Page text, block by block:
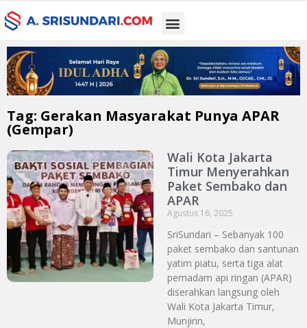
Tag: Gerakan Masyarakat Punya APAR
(Gempar)
Wali Kota Jakarta
Timur Menyerahkan
Paket Sembako dan
APAR
Agustus 16, 2025
SriSundari – Sebanyak 100
paket sembako dan santunan
yatim piatu, serta tiga alat
pemadam api ringan (APAR)
diserahkan langsung oleh
Wali Kota Jakarta Timur,
Munjirin,